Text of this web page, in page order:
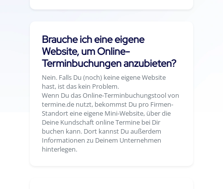
Brauche ich eine eigene
Website, um Online-
Terminbuchungen anzubieten?
Nein. Falls Du (noch) keine eigene Website
hast, ist das kein Problem.
Wenn Du das Online-Terminbuchungstool von
termine.de nutzt, bekommst Du pro Firmen-
Standort eine eigene Mini-Website, über die
Deine Kundschaft online Termine bei Dir
buchen kann. Dort kannst Du außerdem
Informationen zu Deinem Unternehmen
hinterlegen.